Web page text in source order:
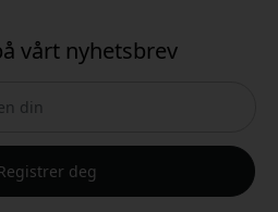
vårt nyhetsbrev
deg